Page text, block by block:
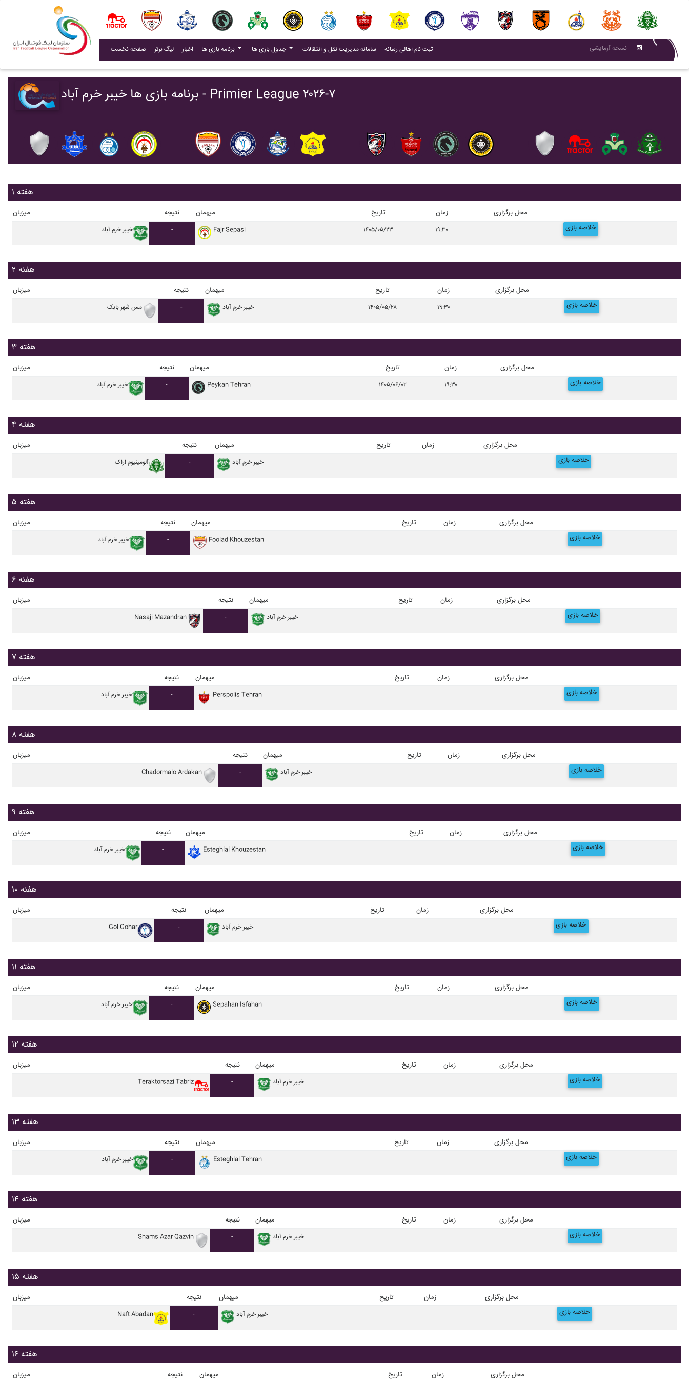
صفحه نخست لیگ برتر اخبار(current) برنامه بازی ها جدول بازی ها سامانه مدیریت نقل و انتقالات (current)
ثبت نام اهالی رسانه(current) نسحه آزمایشی
برنامه بازی ها خيبر خرم آباد - Primier League ۲۰۲۶-۷
هفته ۱
میزبان نتیجه میهمان تاریخ زمان محل برگزاری
خيبر خرم آباد - Fajr Sepasi ۱۴۰۵/۰۵/۲۳ ۱۹:۳۰ خلاصه بازی
هفته ۲
میزبان نتیجه میهمان تاریخ زمان محل برگزاری
مس شهر بابک - خيبر خرم آباد ۱۴۰۵/۰۵/۲۸ ۱۹:۳۰ خلاصه بازی
هفته ۳
میزبان نتیجه میهمان تاریخ زمان محل برگزاری
خيبر خرم آباد - Peykan Tehran ۱۴۰۵/۰۶/۰۲ ۱۹:۳۰ خلاصه بازی
هفته ۴
میزبان نتیجه میهمان تاریخ زمان محل برگزاری
آلومينيوم اراک - خيبر خرم آباد خلاصه بازی
هفته ۵
میزبان نتیجه میهمان تاریخ زمان محل برگزاری
خيبر خرم آباد - Foolad Khouzestan خلاصه بازی
هفته ۶
میزبان نتیجه میهمان تاریخ زمان محل برگزاری
Nasaji Mazandran - خيبر خرم آباد خلاصه بازی
هفته ۷
میزبان نتیجه میهمان تاریخ زمان محل برگزاری
خيبر خرم آباد - Perspolis Tehran خلاصه بازی
هفته ۸
میزبان نتیجه میهمان تاریخ زمان محل برگزاری
Chadormalo Ardakan - خيبر خرم آباد خلاصه بازی
هفته ۹
میزبان نتیجه میهمان تاریخ زمان محل برگزاری
خيبر خرم آباد - Esteghlal Khouzestan خلاصه بازی
هفته ۱۰
میزبان نتیجه میهمان تاریخ زمان محل برگزاری
Gol Gohar - خيبر خرم آباد خلاصه بازی
هفته ۱۱
میزبان نتیجه میهمان تاریخ زمان محل برگزاری
خيبر خرم آباد - Sepahan Isfahan خلاصه بازی
هفته ۱۲
میزبان نتیجه میهمان تاریخ زمان محل برگزاری
Teraktorsazi Tabriz - خيبر خرم آباد خلاصه بازی
هفته ۱۳
میزبان نتیجه میهمان تاریخ زمان محل برگزاری
خيبر خرم آباد - Esteghlal Tehran خلاصه بازی
هفته ۱۴
میزبان نتیجه میهمان تاریخ زمان محل برگزاری
Shams Azar Qazvin - خيبر خرم آباد خلاصه بازی
هفته ۱۵
میزبان نتیجه میهمان تاریخ زمان محل برگزاری
Naft Abadan - خيبر خرم آباد خلاصه بازی
هفته ۱۶
میزبان نتیجه میهمان تاریخ زمان محل برگزاری